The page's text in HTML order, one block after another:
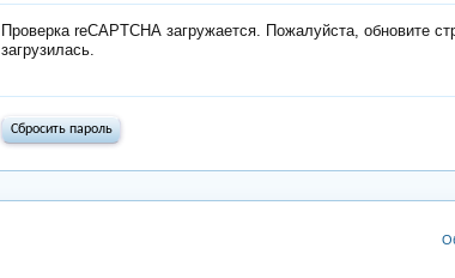
Проверка reCAPTCHA загружается. Пожалуйста, обновите
загрузилась.